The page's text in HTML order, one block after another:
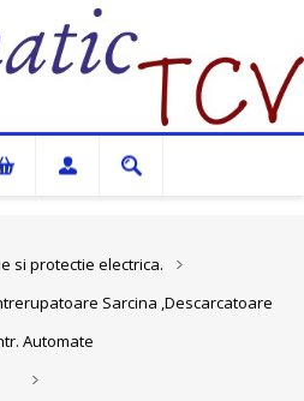
si protectie electrica.
Sarcina ,Descarcatoare
Automate